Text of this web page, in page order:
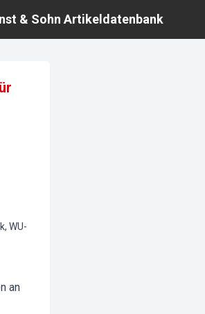
& Sohn Artikeldatenbank
WU-
an